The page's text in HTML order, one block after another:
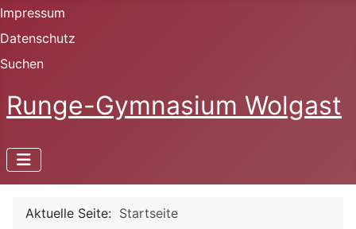
Impressum
Datenschutz
Suchen
Runge-Gymnasium Wolgast
Aktuelle Seite: Startseite